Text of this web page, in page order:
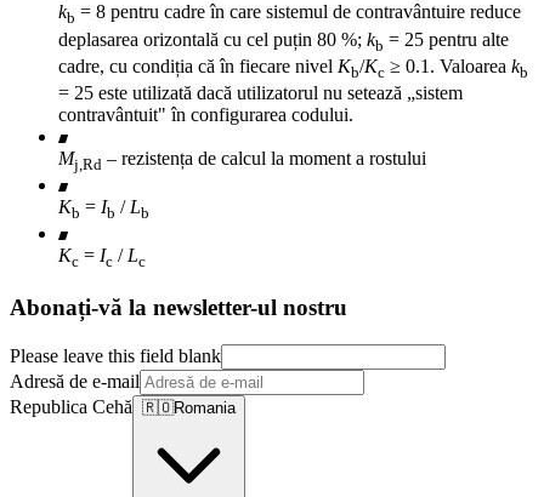
kb = 8 pentru cadre în care sistemul de contravântuire reduce
deplasarea orizontală cu cel puțin 80 %; kb = 25 pentru alte
cadre, cu condiția că în fiecare nivel Kb/Kc ≥ 0.1. Valoarea kb
= 25 este utilizată dacă utilizatorul nu setează „sistem
contravântuit" în configurarea codului.
Mj,Rd – rezistența de calcul la moment a rostului
Kb = Ib / Lb
Kc = Ic / Lc
Abonați-vă la newsletter-ul nostru
Please leave this field blank
Adresă de e-mail
Republica Cehă 🇷🇴Romania